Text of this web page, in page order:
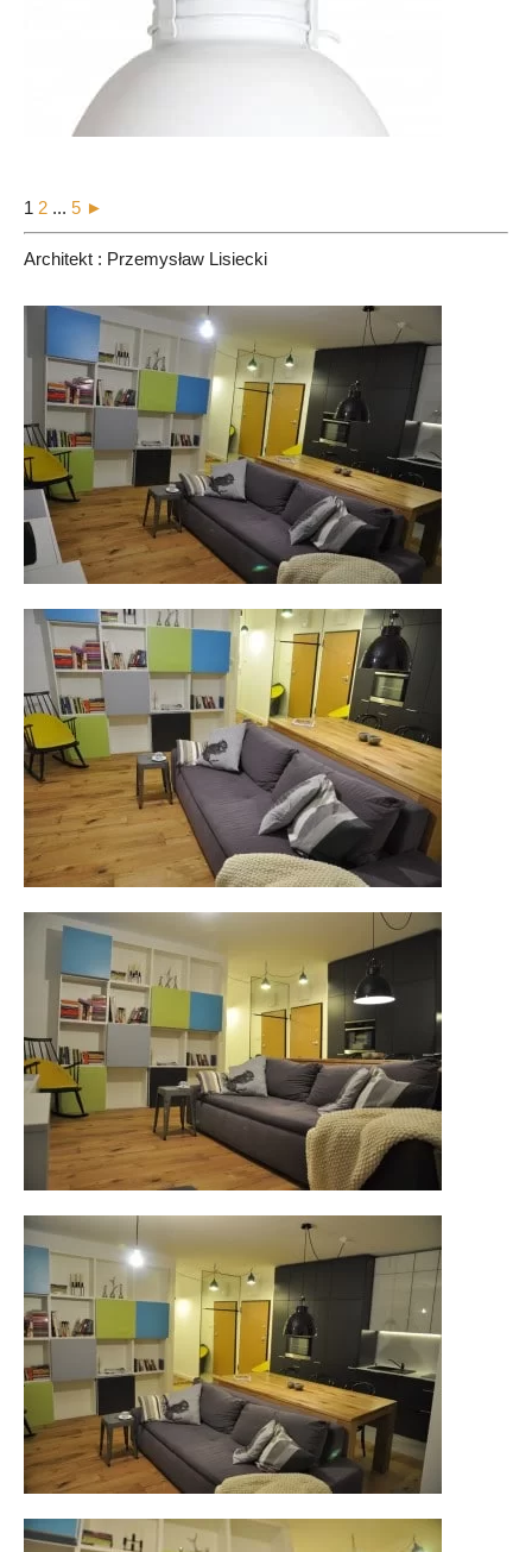
1 2 ... 5 ►
Architekt : Przemysław Lisiecki